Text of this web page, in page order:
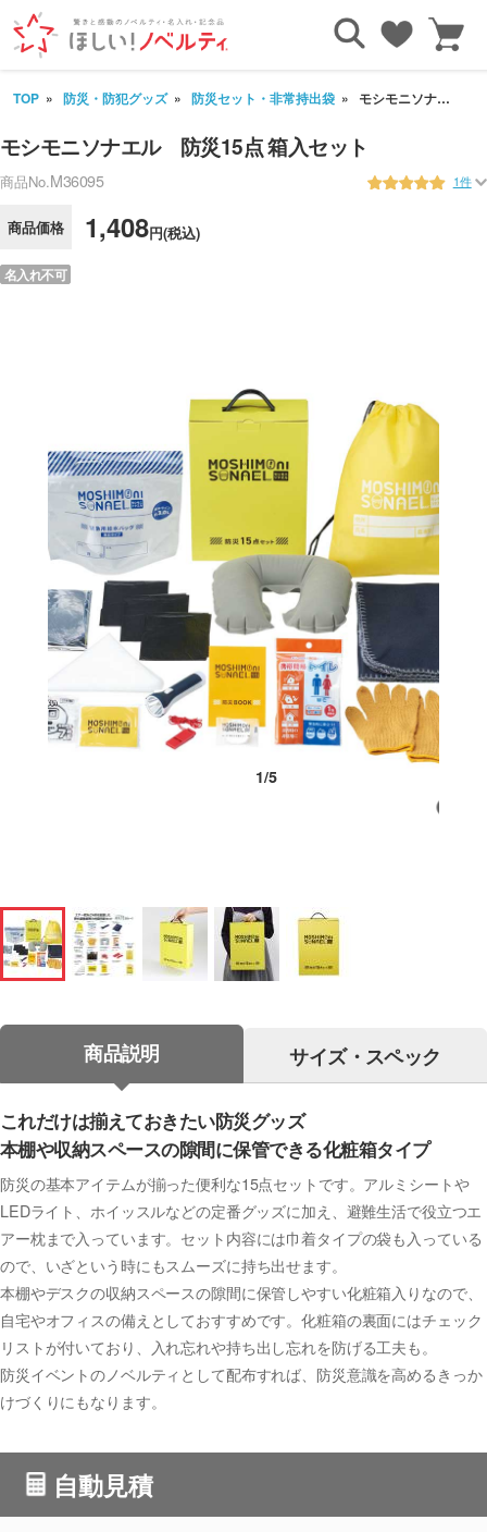
TOP 防災・防犯グッズ 防災セット・非常持出袋 モシモニソナエル 防災15点 箱入セット
モシモニソナエル 防災15点 箱入セット
商品No.M36095 1件
商品価格 1,408円(税込)
名入れ不可
1/5
商品説明 サイズ・スペック
これだけは揃えておきたい防災グッズ
本棚や収納スペースの隙間に保管できる化粧箱タイプ
防災の基本アイテムが揃った便利な15点セットです。アルミシートや
LEDライト、ホイッスルなどの定番グッズに加え、避難生活で役立つエ
アー枕まで入っています。セット内容には巾着タイプの袋も入っている
ので、いざという時にもスムーズに持ち出せます。
本棚やデスクの収納スペースの隙間に保管しやすい化粧箱入りなので、
自宅やオフィスの備えとしておすすめです。化粧箱の裏面にはチェック
リストが付いており、入れ忘れや持ち出し忘れを防げる工夫も。
防災イベントのノベルティとして配布すれば、防災意識を高めるきっか
けづくりにもなります。
自動見積